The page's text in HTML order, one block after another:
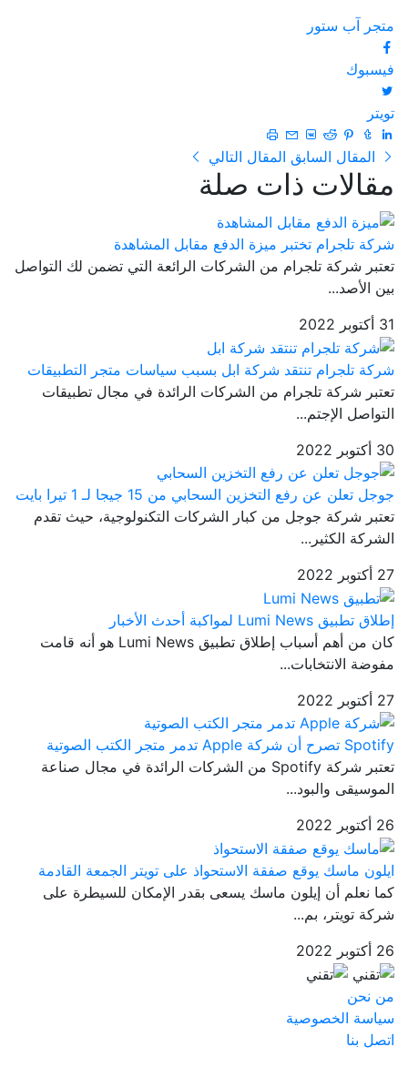
متجر آب ستور
فيسبوك
تويتر
المقال السابق المقال التالي
مقالات ذات صلة
شركة تلجرام تختبر ميزة الدفع مقابل المشاهدة
تعتبر شركة تلجرام من الشركات الرائعة التي تضمن لك التواصل
بين الأصد...
31 أكتوبر 2022
شركة تلجرام تنتقد شركة ابل بسبب سياسات متجر التطبيقات
تعتبر شركة تلجرام من الشركات الرائدة في مجال تطبيقات
التواصل الإجتم...
30 أكتوبر 2022
جوجل تعلن عن رفع التخزين السحابي من 15 جيجا لـ 1 تيرا بايت
تعتبر شركة جوجل من كبار الشركات التكنولوجية، حيث تقدم
الشركة الكثير...
27 أكتوبر 2022
إطلاق تطبيق Lumi News لمواكبة أحدث الأخبار
كان من أهم أسباب إطلاق تطبيق Lumi News هو أنه قامت
مفوضة الانتخابات...
27 أكتوبر 2022
Spotify تصرح أن شركة Apple تدمر متجر الكتب الصوتية
تعتبر شركة Spotify من الشركات الرائدة في مجال صناعة
الموسيقى والبود...
26 أكتوبر 2022
ايلون ماسك يوقع صفقة الاستحواذ على تويتر الجمعة القادمة
كما نعلم أن إيلون ماسك يسعى بقدر الإمكان للسيطرة على
شركة تويتر، بم...
26 أكتوبر 2022
من نحن
سياسة الخصوصية
اتصل بنا